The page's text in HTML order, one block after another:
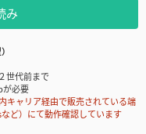
み
世代前まで
が必要
ャリア経由で販売されている端
ど）にて動作確認しています